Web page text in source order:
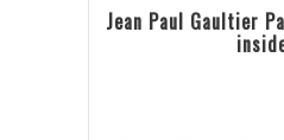
Jean Paul Gaultier